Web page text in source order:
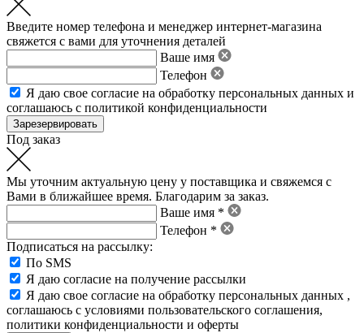
Введите номер телефона и менеджер интернет-магазина
свяжется с вами для уточнения деталей
Ваше имя
Телефон
Я даю свое согласие на обработку персональных данных и
соглашаюсь с политикой конфиденциальности
Под заказ
Мы уточним актуальную цену у поставщика и свяжемся с
Вами в ближайшее время. Благодарим за заказ.
Ваше имя *
Телефон *
Подписаться на рассылку:
По SMS
Я даю согласие на получение рассылки
Я даю свое согласие на обработку персональных данных ,
соглашаюсь с условиями пользовательского соглашения,
политики конфиденциальности и оферты